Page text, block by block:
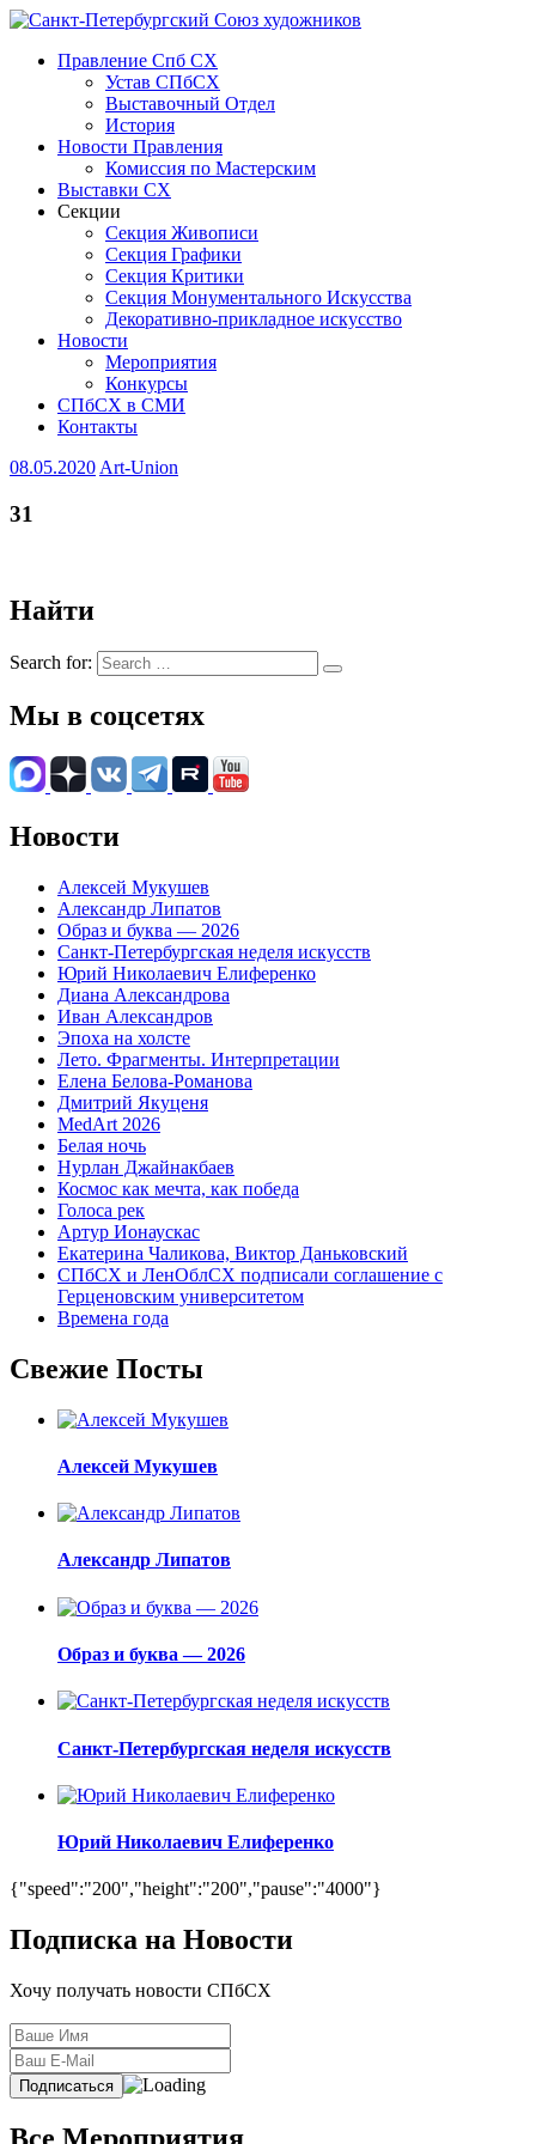
Правление Спб СХ
Устав СПбСХ
Выставочный Отдел
История
Новости Правления
Комиссия по Мастерским
Выставки СХ
Секции
Секция Живописи
Секция Графики
Секция Критики
Секция Монументального Искусства
Декоративно-прикладное искусство
Новости
Мероприятия
Конкурсы
СПбСХ в СМИ
Контакты
08.05.2020 Art-Union
31
Найти
Search for:
Мы в соцсетях
Новости
Алексей Мукушев
Александр Липатов
Образ и буква — 2026
Санкт-Петербургская неделя искусств
Юрий Николаевич Елиференко
Диана Александрова
Иван Александров
Эпоха на холсте
Лето. Фрагменты. Интерпретации
Елена Белова-Романова
Дмитрий Якуценя
MedArt 2026
Белая ночь
Нурлан Джайнакбаев
Космос как мечта, как победа
Голоса рек
Артур Ионаускас
Екатерина Чаликова, Виктор Даньковский
СПбСХ и ЛенОблСХ подписали соглашение с
Герценовским университетом
Времена года
Свежие Посты
Алексей Мукушев
Александр Липатов
Образ и буква — 2026
Санкт-Петербургская неделя искусств
Юрий Николаевич Елиференко
{"speed":"200","height":"200","pause":"4000"}
Подписка на Новости
Хочу получать новости СПбСХ